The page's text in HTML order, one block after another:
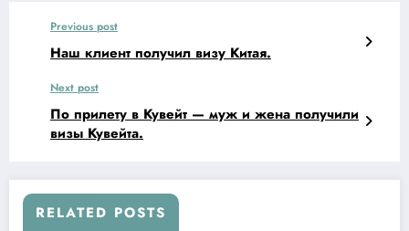
Previous post
Наш клиент получил визу Китая.
Next post
По прилету в Кувейт — муж и жена получили
визы Кувейта.
RELATED POSTS